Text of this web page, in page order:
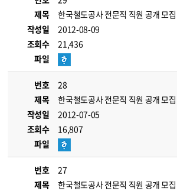
제목
한국철도공사 전문직 직원 공개 모집
작성일
2012-08-09
조회수
21,436
파일
번호
28
제목
한국철도공사 전문직 직원 공개 모집
작성일
2012-07-05
조회수
16,807
파일
번호
27
제목
한국철도공사 전문직 직원 공개 모집